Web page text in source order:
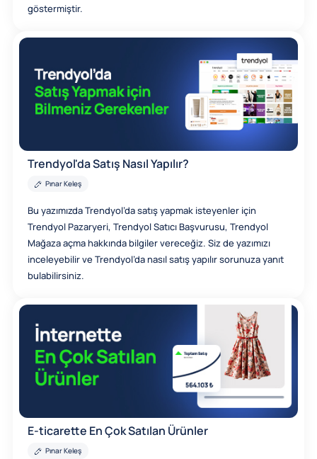
göstermiştir.
Trendyol'da Satış Nasıl Yapılır?
Pınar Keleş
Bu yazımızda Trendyol’da satış yapmak isteyenler için
Trendyol Pazaryeri, Trendyol Satıcı Başvurusu, Trendyol
Mağaza açma hakkında bilgiler vereceğiz. Siz de yazımızı
inceleyebilir ve Trendyol’da nasıl satış yapılır sorunuza yanıt
bulabilirsiniz.
E-ticarette En Çok Satılan Ürünler
Pınar Keleş